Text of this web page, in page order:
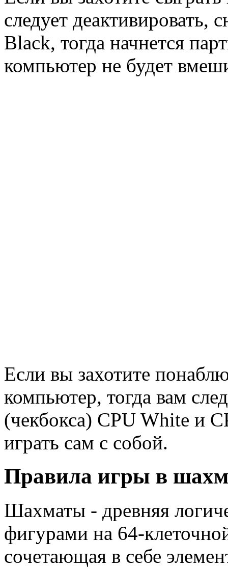
следует
Black, тогда начнется
компьютер не будет
Если вы захотите
компьютер, тогда вам
(чекбокса) CPU White и
играть сам с собой.
Правила игры в
Шахматы - древняя
фигурами на 64-
сочетающая в себе